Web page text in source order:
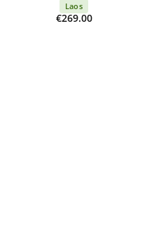
Laos
€269.00